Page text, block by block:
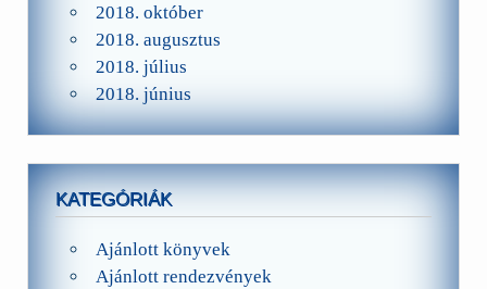
2018. október
2018. augusztus
2018. július
2018. június
KATEGÓRIÁK
Ajánlott könyvek
Ajánlott rendezvények